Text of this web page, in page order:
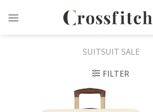
SUITSUIT SALE
FILTER